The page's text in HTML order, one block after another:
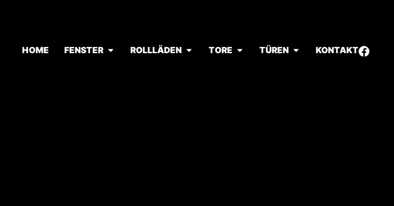
HOME FENSTER ROLLLÄDEN TORE TÜREN KONTAKT